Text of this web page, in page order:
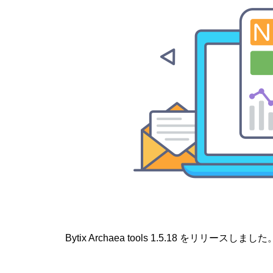
Bytix Archaea tools 1.5.18 をリリースしました